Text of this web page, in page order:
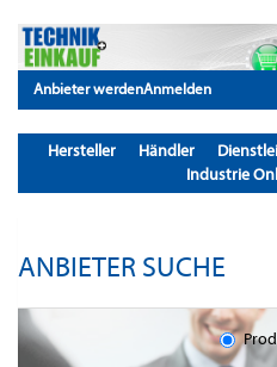
Anbieter werdenAnmelden
Hersteller Händler
Industrie
ANBIETER SUCHE